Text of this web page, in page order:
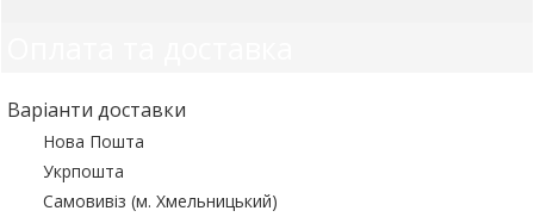
Варіанти доставки
Нова Пошта
Укрпошта
Самовивіз (м. Хмельницький)